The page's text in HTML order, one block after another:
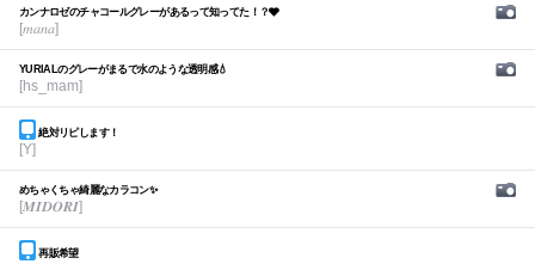
カンナロゼのチャコールグレーがあるって知ってた！？🩶
[𝑚𝑎𝑛𝑎]
YURIALのグレーがまるで水のような透明感💧
[hs_mam]
絶対リピします！
[Y]
めちゃくちゃ綺麗なカラコン✨
[𝑴𝑰𝑫𝑶𝑹𝑰]
再販希望